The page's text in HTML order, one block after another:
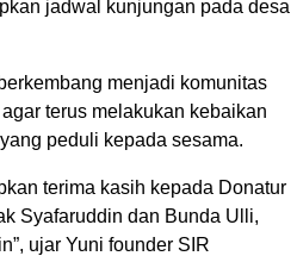
jadwal kunjungan pada desa
menjadi komunitas
terus melakukan kebaikan
peduli kepada sesama.
terima kasih kepada Donatur
Syafaruddin dan Bunda Ulli,
ujar Yuni founder SIR